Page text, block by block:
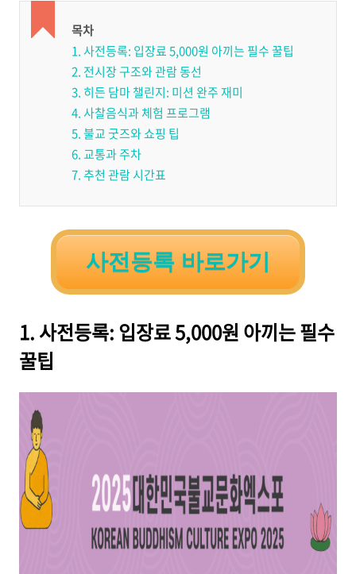
목차
1. 사전등록: 입장료 5,000원 아끼는 필수 꿀팁
2. 전시장 구조와 관람 동선
3. 히든 담마 챌린지: 미션 완주 재미
4. 사찰음식과 체험 프로그램
5. 불교 굿즈와 쇼핑 팁
6. 교통과 주차
7. 추천 관람 시간표
사전등록 바로가기
1. 사전등록: 입장료 5,000원 아끼는 필수
꿀팁